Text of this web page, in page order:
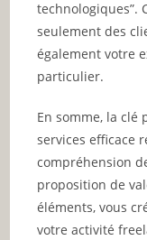
technologiques”.
seulement des
également votre
particulier.
En somme, la
services efficace
compréhension
proposition de
éléments, vous
votre activité